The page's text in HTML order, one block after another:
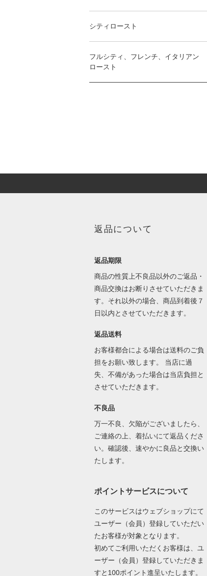
シティロースト
フルシティ、フレンチ、イタリアン
ロースト
返品について
返品期限
商品の性質上不良品以外のご返品・
商品交換はお断りさせていただきま
す。それ以外の場合、商品到着後７
日以内とさせていただきます。
返品送料
お客様都合による場合は送料のご負
担をお願い致します。 当店に過
失、不備があった場合は当店負担と
させていただきます。
不良品
万一不良、欠陥がございましたら、
ご連絡の上、着払いにて返品くださ
い。確認後、速やかに良品と交換い
たします。
ポイントサービスについて
このサービスはウェブショップにて
ユーザー（会員）登録していただい
たお客様が対象となります。
初めてご利用いただくお客様は、ユ
ーザー（会員）登録していただきま
すと100ポイント進呈いたします。